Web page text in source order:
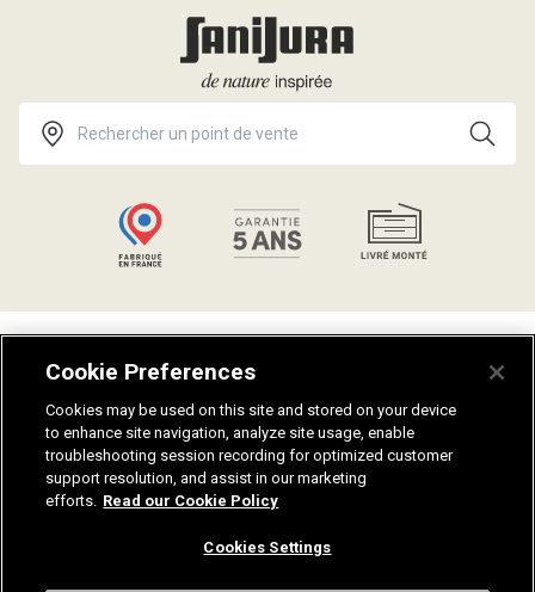
Catalogues
Aides et conseils
Notices de montage
Nuanciers
Mentions légales
Plan du site
Fiches techniques
Recrutement
Cookie Preferences
Cookies may be used on this site and stored on your device
to enhance site navigation, analyze site usage, enable
troubleshooting session recording for optimized customer
support resolution, and assist in our marketing
efforts. Read our Cookie Policy
Cookies Settings